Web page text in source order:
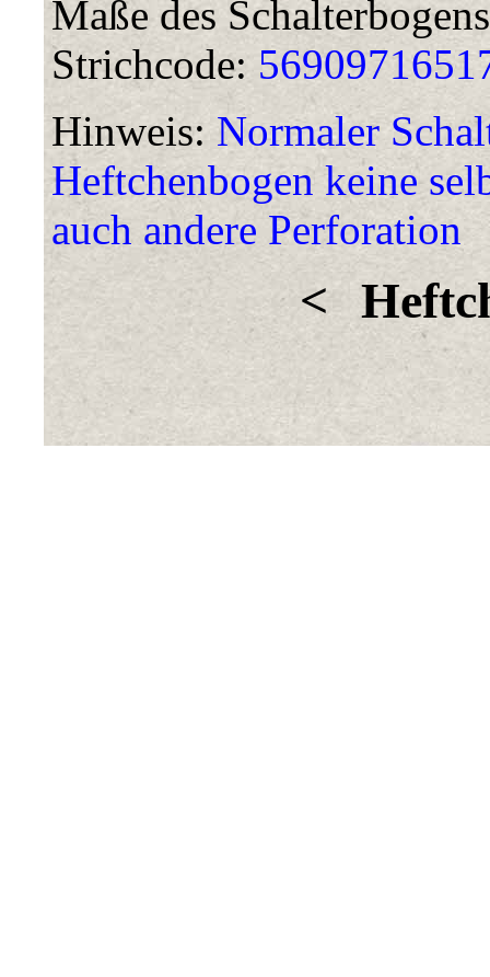
Maße des
Strichcode:
Hinweis: Normaler
Heftchenbogen keine
auch andere Perforation
<